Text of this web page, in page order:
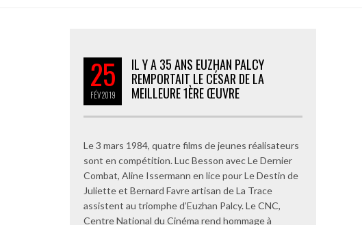
25
FÉV2019
IL Y A 35 ANS EUZHAN PALCY
REMPORTAIT LE CÉSAR DE LA
MEILLEURE 1ÈRE ŒUVRE
Le 3 mars 1984, quatre films de jeunes réalisateurs
sont en compétition. Luc Besson avec Le Dernier
Combat, Aline Issermann en lice pour Le Destin de
Juliette et Bernard Favre artisan de La Trace
assistent au triomphe d’Euzhan Palcy. Le CNC,
Centre National du Cinéma rend hommage à